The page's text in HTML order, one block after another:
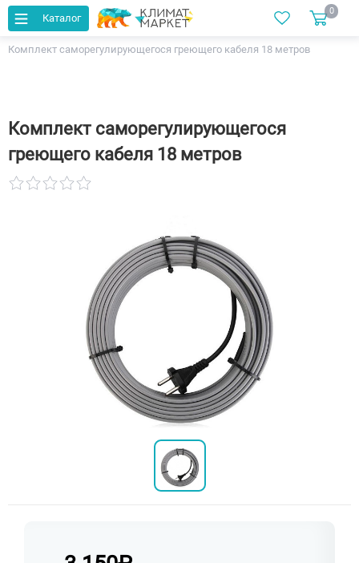
Каталог
0
Главная Каталог
Греющие кабели
Комплект саморегулирующегося греющего кабеля 18 метров
Комплект саморегулирующегося
греющего кабеля 18 метров